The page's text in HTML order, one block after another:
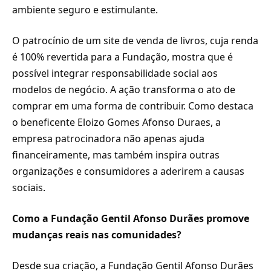
ambiente seguro e estimulante.
O patrocínio de um site de venda de livros, cuja renda
é 100% revertida para a Fundação, mostra que é
possível integrar responsabilidade social aos
modelos de negócio. A ação transforma o ato de
comprar em uma forma de contribuir. Como destaca
o beneficente Eloizo Gomes Afonso Duraes, a
empresa patrocinadora não apenas ajuda
financeiramente, mas também inspira outras
organizações e consumidores a aderirem a causas
sociais.
Como a Fundação Gentil Afonso Durães promove
mudanças reais nas comunidades?
Desde sua criação, a Fundação Gentil Afonso Durães